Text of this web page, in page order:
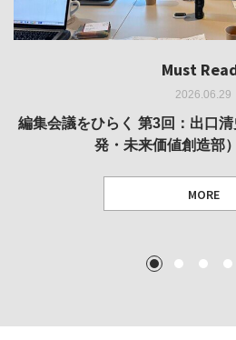
Must
2026.06.29
編集会議をひらく 第3回：出口
発・未来価値創造部
MORE
Must
2026.05.14
REVIEW｜果たして美術家・梅
作家」となることが
Must
2026.03.11
REPORT｜博覧
MORE
Must
2026.02.25
REVIEW｜菊池聡太朗 個
MORE
Must
2025.10.01
REVIEW｜生の存在証明として
展
1 2 3 4